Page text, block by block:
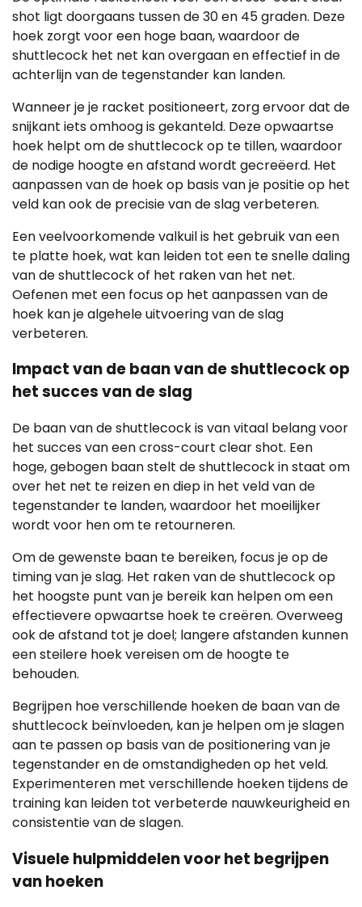
shot ligt doorgaans tussen de 30 en 45 graden. Deze
hoek zorgt voor een hoge baan, waardoor de
shuttlecock het net kan overgaan en effectief in de
achterlijn van de tegenstander kan landen.
Wanneer je je racket positioneert, zorg ervoor dat de
snijkant iets omhoog is gekanteld. Deze opwaartse
hoek helpt om de shuttlecock op te tillen, waardoor
de nodige hoogte en afstand wordt gecreëerd. Het
aanpassen van de hoek op basis van je positie op het
veld kan ook de precisie van de slag verbeteren.
Een veelvoorkomende valkuil is het gebruik van een
te platte hoek, wat kan leiden tot een te snelle daling
van de shuttlecock of het raken van het net.
Oefenen met een focus op het aanpassen van de
hoek kan je algehele uitvoering van de slag
verbeteren.
Impact van de baan van de shuttlecock op
het succes van de slag
De baan van de shuttlecock is van vitaal belang voor
het succes van een cross-court clear shot. Een
hoge, gebogen baan stelt de shuttlecock in staat om
over het net te reizen en diep in het veld van de
tegenstander te landen, waardoor het moeilijker
wordt voor hen om te retourneren.
Om de gewenste baan te bereiken, focus je op de
timing van je slag. Het raken van de shuttlecock op
het hoogste punt van je bereik kan helpen om een
effectievere opwaartse hoek te creëren. Overweeg
ook de afstand tot je doel; langere afstanden kunnen
een steilere hoek vereisen om de hoogte te
behouden.
Begrijpen hoe verschillende hoeken de baan van de
shuttlecock beïnvloeden, kan je helpen om je slagen
aan te passen op basis van de positionering van je
tegenstander en de omstandigheden op het veld.
Experimenteren met verschillende hoeken tijdens de
training kan leiden tot verbeterde nauwkeurigheid en
consistentie van de slagen.
Visuele hulpmiddelen voor het begrijpen
van hoeken